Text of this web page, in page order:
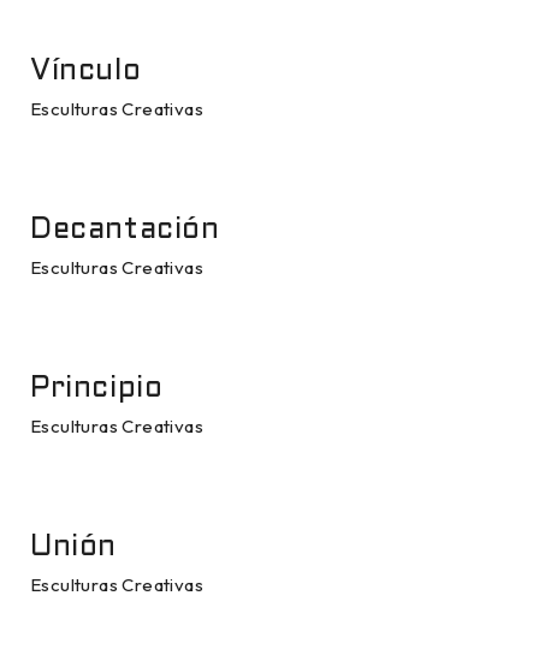
Vínculo
Esculturas Creativas
Decantación
Esculturas Creativas
Principio
Esculturas Creativas
Unión
Esculturas Creativas